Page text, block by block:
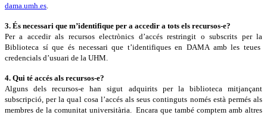
dama.umh.es
3. És necessari que m’identifique per a accedir a tots els recursos-e?
Per a accedir als recursos electrònics d’accés restringit o subscrits per la
Biblioteca sí que és necessari que t’identifiques en DAMA amb les teues
credencials d’usuari de la UHM.
4. Qui té accés als recursos-e?
Alguns dels recursos-e han sigut adquirits per la biblioteca mitjançant
subscripció, per la qual cosa l’accés als seus continguts només està permés als
membres de la comunitat universitària. Encara que també comptem amb altres